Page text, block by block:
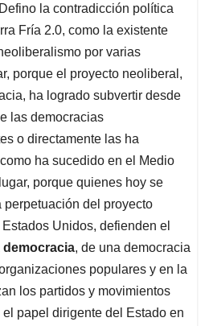
la contradicción política
Fría 2.0, como la existente
por varias
porque el proyecto neoliberal,
ha logrado subvertir desde
las democracias
o directamente las ha
ha sucedido en el Medio
porque quienes hoy se
perpetuación del proyecto
Unidos, defienden el
democracia, de una democracia
populares y en la
los partidos y movimientos
papel dirigente del Estado en